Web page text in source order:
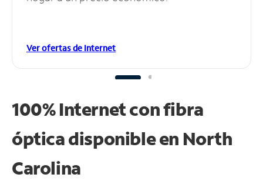
Ver ofertas de Internet
100% Internet con fibra
óptica disponible en North
Carolina